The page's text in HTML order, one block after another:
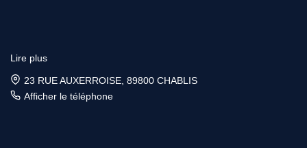
Lire plus
23 RUE AUXERROISE, 89800 CHABLIS
Afficher le téléphone